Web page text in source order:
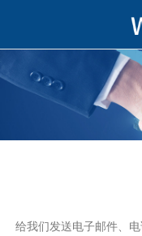
给我们发送电子邮件、